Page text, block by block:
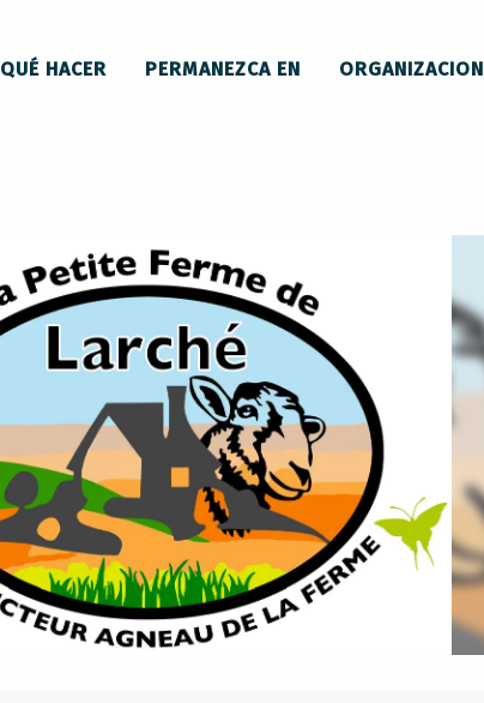
QUÉ HACER PERMANEZCA EN ORGANIZACION